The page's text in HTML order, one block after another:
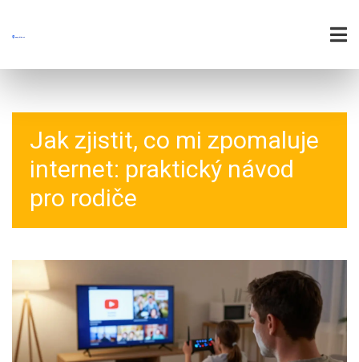
Jak zjistit, co mi zpomaluje
internet: praktický návod
pro rodiče